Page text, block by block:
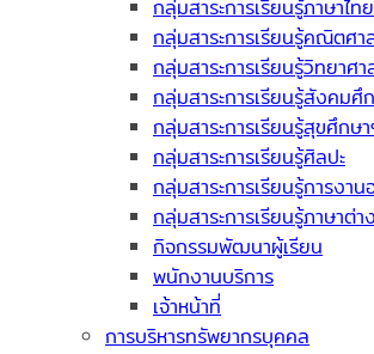
กลุ่มสาระการเรียนรู้ภาษาไทย
กลุ่มสาระการเรียนรู้คณิตศา
กลุ่มสาระการเรียนรู้วิทยาศ
กลุ่มสาระการเรียนรู้สังคมศึ
กลุ่มสาระการเรียนรู้สุขศึกษ
กลุ่มสาระการเรียนรู้ศิลปะ
กลุ่มสาระการเรียนรู้การงาน
กลุ่มสาระการเรียนรู้ภาษาต่า
กิจกรรมพัฒนาผู้เรียน
พนักงานบริการ
เจ้าหน้าที่
การบริหารทรัพยากรบุคคล